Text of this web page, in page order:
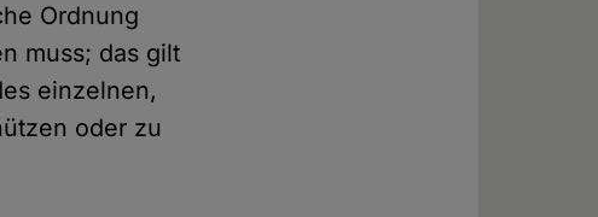
Ordnung
muss; das gilt
einzelnen,
oder zu